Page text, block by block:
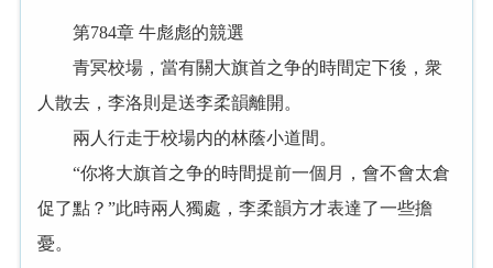
第784章 牛彪彪的競選
青冥校場，當有關大旗首之争的時間定下後，衆
人散去，李洛則是送李柔韻離開。
兩人行走于校場内的林蔭小道間。
“你将大旗首之争的時間提前一個月，會不會太倉
促了點？”此時兩人獨處，李柔韻方才表達了一些擔
憂。